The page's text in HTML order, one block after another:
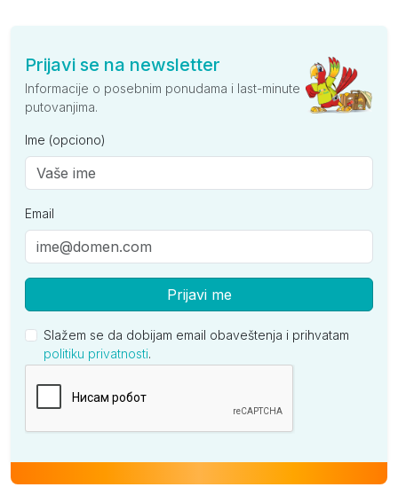
Prijavi se na newsletter
Informacije o posebnim ponudama i last-minute
putovanjima.
Ime (opciono)
Email
Prijavi me
Slažem se da dobijam email obaveštenja i prihvatam
politiku privatnosti.